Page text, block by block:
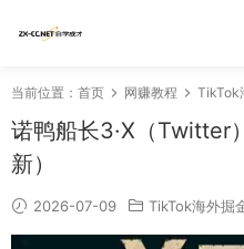
当前位置： 首页 网赚教程 TikTok
诺鸭船长3·X（Twitter
新）
2026-07-09 TikTok海外掘